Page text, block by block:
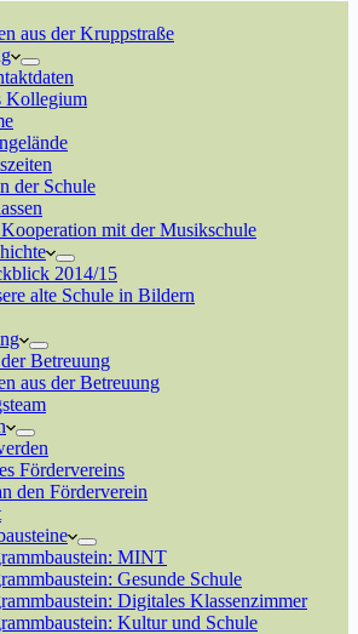
aus der Kruppstraße
Kollegium
der Schule
mit der Musikschule
2014/15
alte Schule in Bildern
Betreuung
aus der Betreuung
Fördervereins
den Förderverein
MINT
Gesunde Schule
Digitales Klassenzimmer
Kultur und Schule